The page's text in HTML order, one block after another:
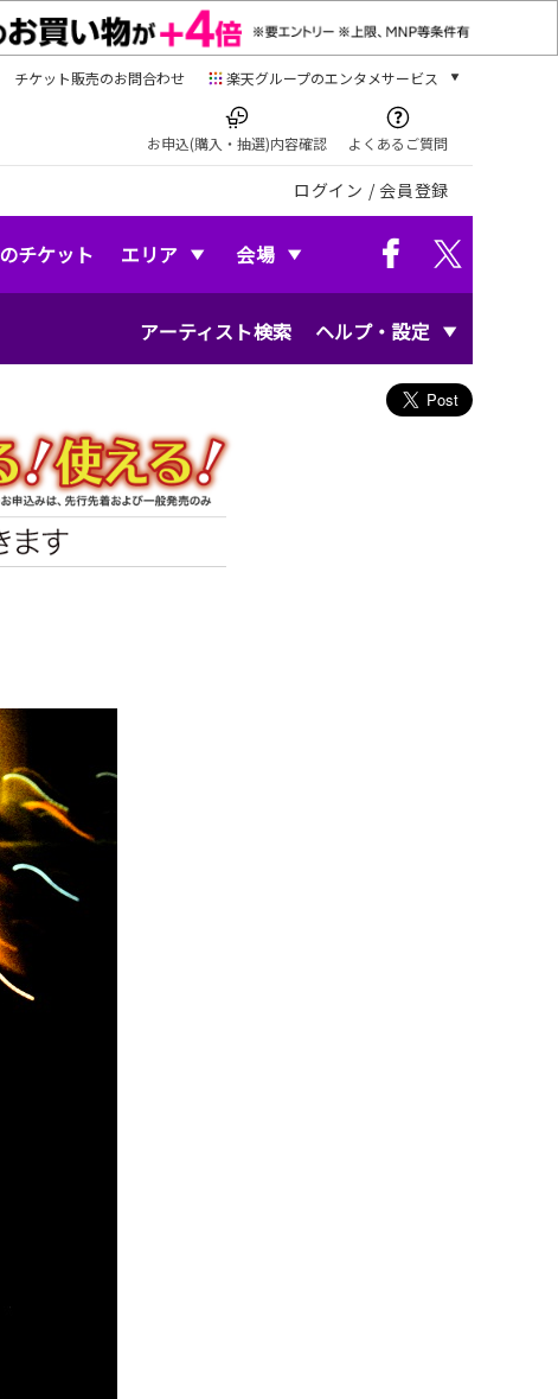
チケット販売のお問合わせ 楽天グループのエンタメサービス
本/ゲーム/CD/DVD
楽天ブックス
電子書籍
楽天Kobo
音楽配信
お申込(購入・抽選)内容確認 よくあるご質問
ログイン / 会員登録
チケット エリア 会場
アーティスト検索 ヘルプ・設定